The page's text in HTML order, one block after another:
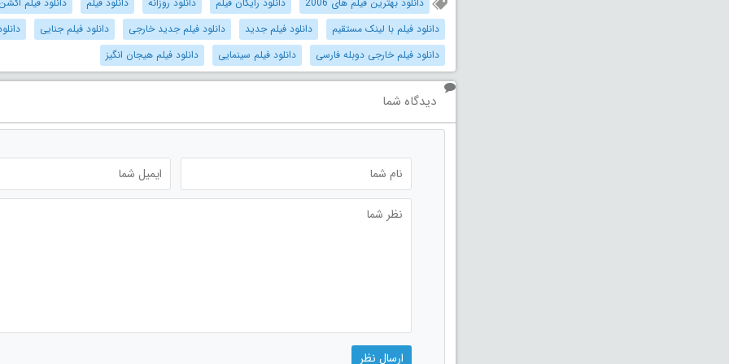
دانلود فیلم با لینک مستقیم
دانلود فیلم جدید دانلود فیلم جدید خارجی دانلود فیلم جنایی
دانلود فیلم خارجی دوبله فارسی
دانلود فیلم سینمایی دانلود فیلم هیجان انگیز
دیدگاه شما